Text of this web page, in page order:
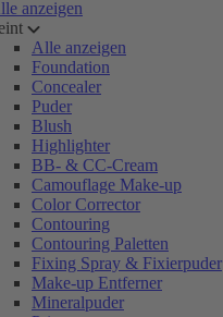
anzeigen
Alle anzeigen
Foundation
Concealer
Puder
Blush
Highlighter
BB- & CC-Cream
Camouflage Make-up
Color Corrector
Contouring
Contouring Paletten
Fixing Spray & Fixierpuder
Make-up Entferner
Mineralpuder